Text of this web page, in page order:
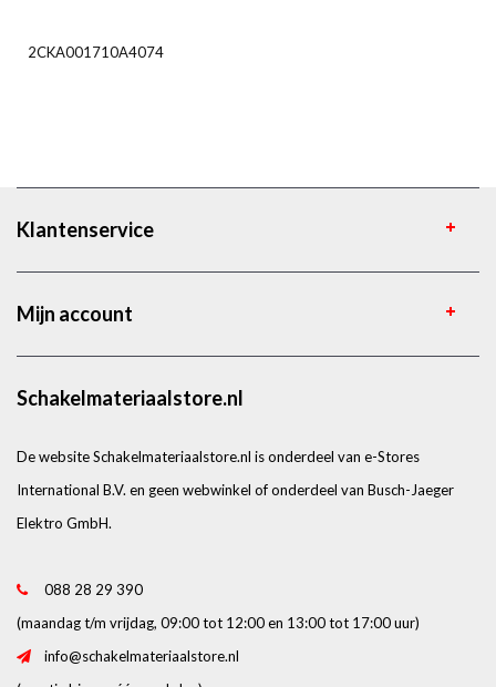
2CKA001710A4074
Klantenservice
Mijn account
Schakelmateriaalstore.nl
De website Schakelmateriaalstore.nl is onderdeel van e-Stores
International B.V. en geen webwinkel of onderdeel van Busch-Jaeger
Elektro GmbH.
088 28 29 390
(maandag t/m vrijdag, 09:00 tot 12:00 en 13:00 tot 17:00 uur)
info@schakelmateriaalstore.nl